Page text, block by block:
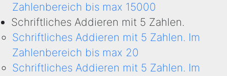
Zahlenbereich bis max 15000
Schriftliches Addieren mit 5 Zahlen.
Schriftliches Addieren mit 5 Zahlen. Im
Zahlenbereich bis max 20
Schriftliches Addieren mit 5 Zahlen. Im